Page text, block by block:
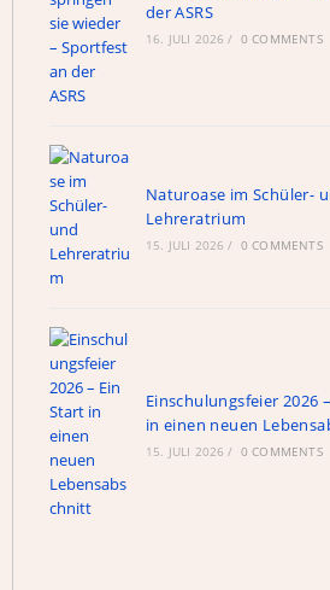
der ASRS
16. JULI 2026 / 0 COMMENTS
Naturoase im Schüler-
Lehreratrium
15. JULI 2026 / 0 COMMENTS
Einschulungsfeier 2026
in einen neuen
15. JULI 2026 / 0 COMMENTS
WebUntis
schul.cloud